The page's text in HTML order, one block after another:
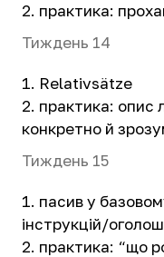
практика:
Тиждень 14
Relativsätze
практика: опис
конкретно й
Тиждень 15
пасив у
інструкцій/
практика: “що